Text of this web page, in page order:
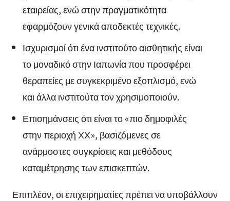
εταιρείας, ενώ στην πραγματικότητα
εφαρμόζουν γενικά αποδεκτές τεχνικές.
Ισχυρισμοί ότι ένα ινστιτούτο αισθητικής είναι
το μοναδικό στην Ιαπωνία που προσφέρει
θεραπείες με συγκεκριμένο εξοπλισμό, ενώ
και άλλα ινστιτούτα τον χρησιμοποιούν.
Επισημάνσεις ότι είναι το «πιο δημοφιλές
στην περιοχή ΧΧ», βασιζόμενες σε
ανάρμοστες συγκρίσεις και μεθόδους
καταμέτρησης των επισκεπτών.
Επιπλέον, οι επιχειρηματίες πρέπει να υποβάλλουν